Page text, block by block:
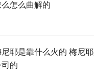
怎么曲解的
耶是靠什么火的 梅尼
的